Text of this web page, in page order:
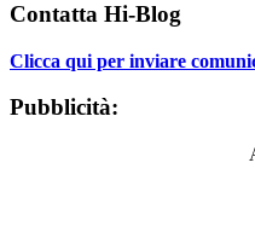
Contatta Hi-Blog
Clicca qui per inviare
Pubblicità: